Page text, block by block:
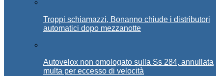
Troppi schiamazzi, Bonanno chiude i distributori
automatici dopo mezzanotte
Autovelox non omologato sulla Ss 284, annullata
multa per eccesso di velocità